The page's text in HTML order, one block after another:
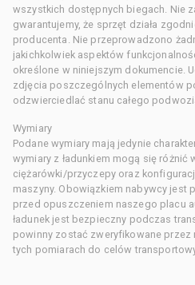
wszystkich dostępnych biegach. Nie
gwarantujemy, że sprzęt działa
producenta. Nie przeprowadzono
jakichkolwiek aspektów
określone w niniejszym dokumencie.
zdjęcia poszczególnych elementów
odzwierciedlać stanu całego
Wymiary
Podane wymiary mają jedynie
wymiary z ładunkiem mogą się
ciężarówki/przyczepy oraz
maszyny. Obowiązkiem nabywcy jest
przed opuszczeniem naszego placu
ładunek jest bezpieczny podczas
powinny zostać zweryfikowane przez
tych pomiarach do celów